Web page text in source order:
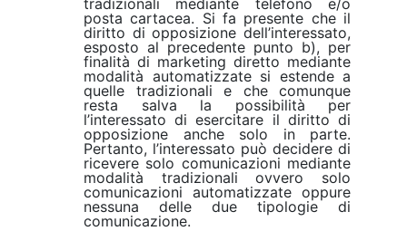
tradizionali mediante telefono e/o
posta cartacea. Si fa presente che il
diritto di opposizione dell’interessato,
esposto al precedente punto b), per
finalità di marketing diretto mediante
modalità automatizzate si estende a
quelle tradizionali e che comunque
resta salva la possibilità per
l’interessato di esercitare il diritto di
opposizione anche solo in parte.
Pertanto, l’interessato può decidere di
ricevere solo comunicazioni mediante
modalità tradizionali ovvero solo
comunicazioni automatizzate oppure
nessuna delle due tipologie di
comunicazione.